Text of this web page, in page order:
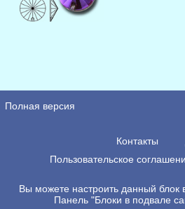
Полная версия
Контакты
Пользовательское
Вы можете настроить данный
Панель "Блоки в подвале